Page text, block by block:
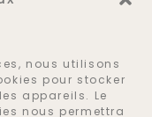
nous utilisons
pour stocker
appareils. Le
nous permettra